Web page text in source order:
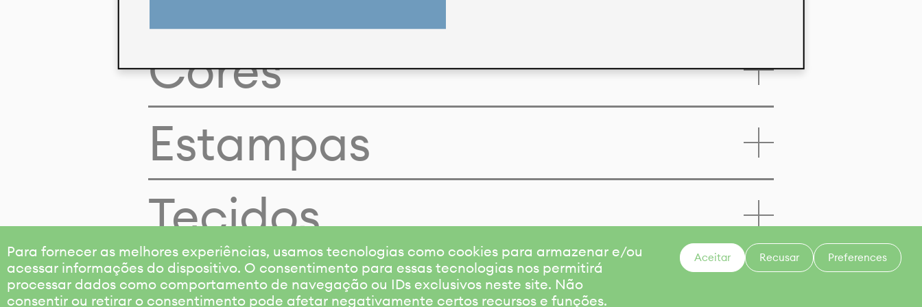
Para fornecer as melhores experiências, usamos tecnologias como cookies para armazenar e/ou
acessar informações do dispositivo. O consentimento para essas tecnologias nos permitirá
processar dados como comportamento de navegação ou IDs exclusivos neste site. Não
consentir ou retirar o consentimento pode afetar negativamente certos recursos e funções.
Aceitar Recusar Preferences
Cores
Estampas
Tecidos